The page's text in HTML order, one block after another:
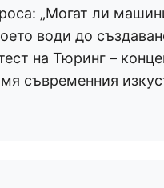
„Могат ли
води до
на Тюринг –
съвременния